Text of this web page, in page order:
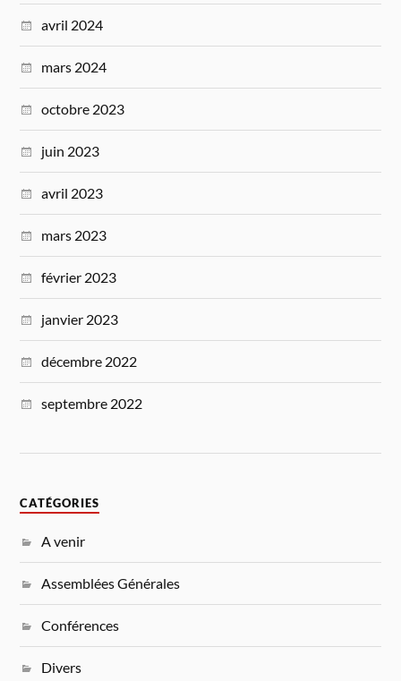
avril 2024
mars 2024
octobre 2023
juin 2023
avril 2023
mars 2023
février 2023
janvier 2023
décembre 2022
septembre 2022
CATÉGORIES
A venir
Assemblées Générales
Conférences
Divers